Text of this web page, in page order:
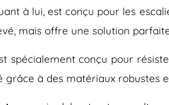
à lui, est conçu pour les
mais offre une solution
spécialement conçu pour
grâce à des matériaux robustes